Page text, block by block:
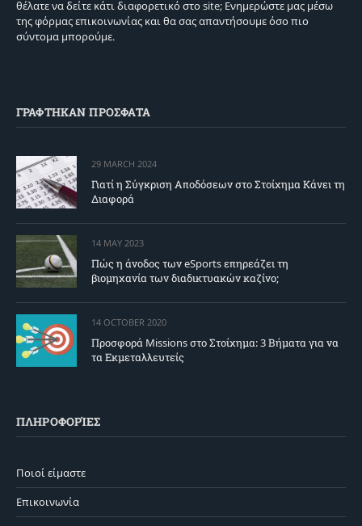
θέλατε να δείτε κάτι διαφορετικό στο site; Ενημερώστε μας μέσω
της φόρμας επικοινωνίας και θα σας απαντήσουμε όσο πιο
σύντομα μπορούμε.
ΓΡΑΦΤΗΚΑΝ ΠΡΟΣΦΑΤΑ
29 MARCH 2024
Γιατί η Σύγκριση Αποδόσεων στο Στοίχημα Κάνει τη
Διαφορά
14 MAY 2023
Πώς η άνοδος των eSports επηρεάζει τη
βιομηχανία των διαδικτυακών καζίνο;
14 OCTOBER 2020
Προσφορά Missions στο Στοίχημα: 3 Βήματα για να
τα Εκμεταλλευτείς
ΠΛΗΡΟΦΟΡΊΕΣ
Ποιοί είμαστε
Επικοινωνία